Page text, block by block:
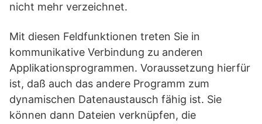
nicht mehr verzeichnet.
Mit diesen Feldfunktionen treten Sie in
kommunikative Verbindung zu anderen
Applikationsprogrammen. Voraussetzung hierfür
ist, daß auch das andere Programm zum
dynamischen Datenaustausch fähig ist. Sie
können dann Dateien verknüpfen, die